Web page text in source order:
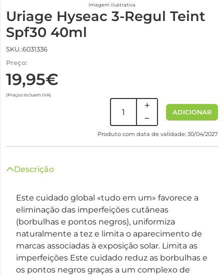
Imagem ilustrativa
Uriage Hyseac 3-Regul Teint
Spf30 40ml
SKU.:6031336
Preço:
19,95€
(Preços incluem IVA)
ADICIONAR
Produto com data de validade: 30/04/2027
Descrição
Este cuidado global «tudo em um» favorece a
eliminação das imperfeições cutâneas
(borbulhas e pontos negros), uniformiza
naturalmente a tez e limita o aparecimento de
marcas associadas à exposição solar. Limita as
imperfeições Este cuidado reduz as borbulhas e
os pontos negros graças a um complexo de